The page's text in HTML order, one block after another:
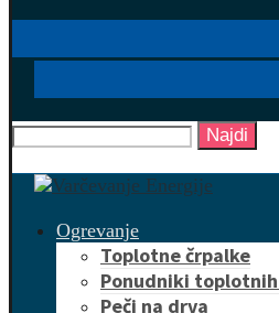
Najdi
Ogrevanje
Toplotne črpalke
Ponudniki
Peči na drva